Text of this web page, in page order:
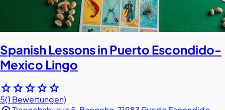
Spanish Lessons in Puerto Escondido-
Mexico Lingo
starstarstarstarstar
5(1 Bewertungen)